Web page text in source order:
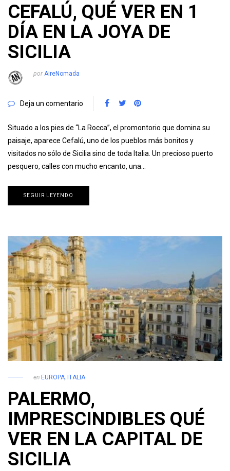
CEFALÚ, QUÉ VER EN 1
DÍA EN LA JOYA DE
SICILIA
por AireNomada
Deja un comentario
Situado a los pies de “La Rocca”, el promontorio que domina su
paisaje, aparece Cefalú, uno de los pueblos más bonitos y
visitados no sólo de Sicilia sino de toda Italia. Un precioso puerto
pesquero, calles con mucho encanto, una…
SEGUIR LEYENDO
en EUROPA, ITALIA
PALERMO,
IMPRESCINDIBLES QUÉ
VER EN LA CAPITAL DE
SICILIA